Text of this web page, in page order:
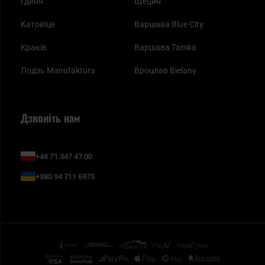
Катовіце
Краків
Лодзь Manufaktura
Варшава Blue City
Варшава Tamka
Вроцлав Bielany
Дзвоніть нам
+48 71 347 47 00
+380 94 711 6975